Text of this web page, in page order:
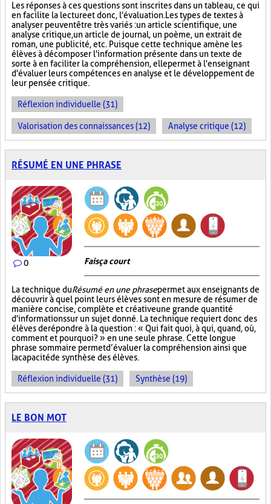
Les réponses à ces questions sont inscrites dans un tableau, ce qui
en facilite la lecture et donc, l'évaluation. Les types de textes à
analyser peuvent être très variés : un article scientifique, une
analyse critique, un article de journal, un poème, un extrait de
roman, une publicité, etc. Puisque cette technique amène les
élèves à décomposer l'information présente dans un texte de
sorte à en faciliter la compréhension, elle permet à l'enseignant
d'évaluer leurs compétences en analyse et le développement de
leur pensée critique.
Réflexion individuelle (31)
Valorisation des connaissances (12) Analyse critique (12)
RÉSUMÉ EN UNE PHRASE
0 Fais ça court
La technique duRésumé en une phrasepermet aux enseignants de
découvrir à quel point leurs élèves sont en mesure de résumer de
manière concise, complète et créative une grande quantité
d'informations sur un sujet donné. La technique requiert donc des
élèves de répondre à la question : « Qui fait quoi, à qui, quand, où,
comment et pourquoi? » en une seule phrase. Cette longue
phrase sommaire permet d’évaluer la compréhension ainsi que
la capacité de synthèse des élèves.
Réflexion individuelle (31) Synthèse (19)
LE BON MOT